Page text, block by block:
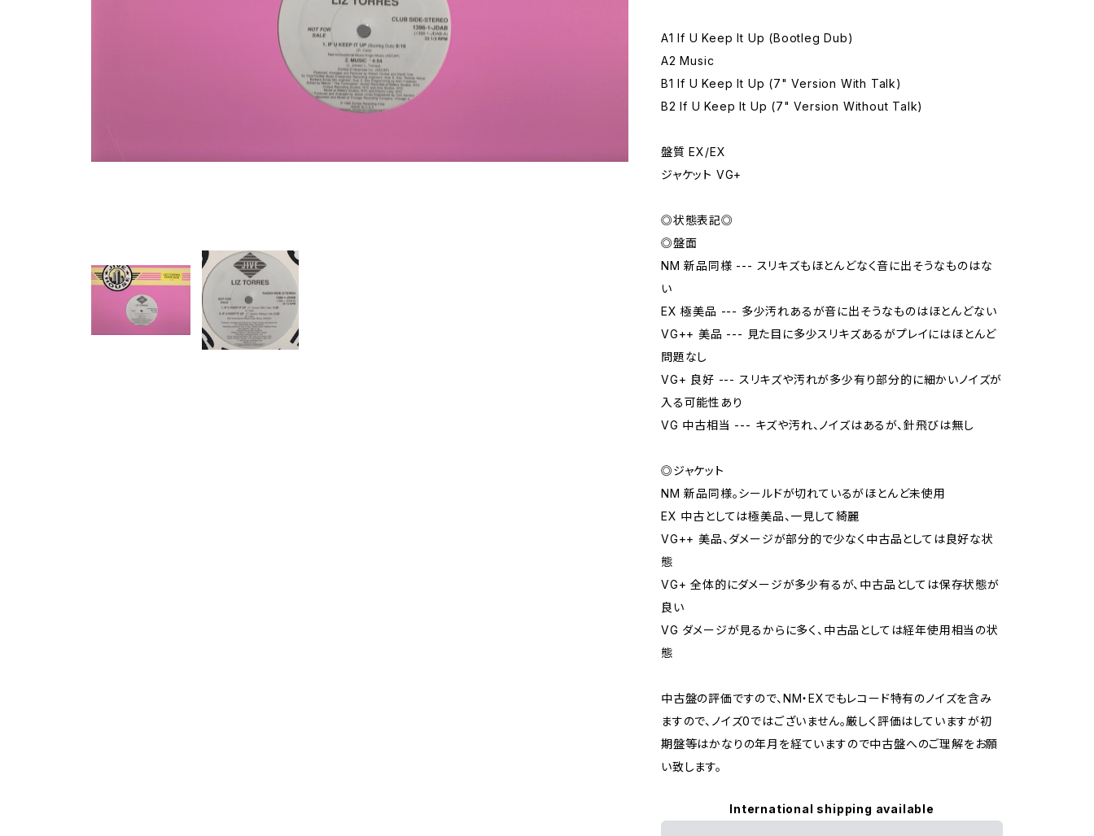
A1 If U Keep It Up (Bootleg Dub)
A2 Music
B1 If U Keep It Up (7" Version With Talk)
B2 If U Keep It Up (7" Version Without Talk)
盤質 EX/EX
ジャケット VG+
◎状態表記◎
◎盤面
NM 新品同様 --- スリキズもほとんどなく音に出そうなものはな
い
EX 極美品 --- 多少汚れあるが音に出そうなものはほとんどない
VG++ 美品 --- 見た目に多少スリキズあるがプレイにはほとんど
問題なし
VG+ 良好 --- スリキズや汚れが多少有り部分的に細かいノイズが
入る可能性あり
VG 中古相当 --- キズや汚れ、ノイズはあるが、針飛びは無し
◎ジャケット
NM 新品同様。シールドが切れているがほとんど未使用
EX 中古としては極美品、一見して綺麗
VG++ 美品、ダメージが部分的で少なく中古品としては良好な状
態
VG+ 全体的にダメージが多少有るが、中古品としては保存状態が
良い
VG ダメージが見るからに多く、中古品としては経年使用相当の状
態
中古盤の評価ですので、NM・EXでもレコード特有のノイズを含み
ますので、ノイズ0ではございません。厳しく評価はしていますが初
期盤等はかなりの年月を経ていますので中古盤へのご理解をお願
い致します。
International shipping available